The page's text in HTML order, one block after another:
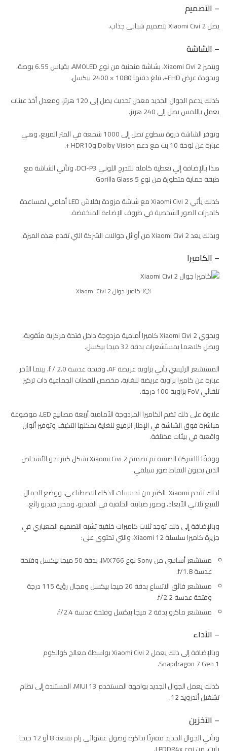
– التصميم
يصل Xiaomi Civi 2 بتصميم شبابي جذاب.
– الشاشة
ويتميز Xiaomi Civi 2، بشاشة منحنية من نوع AMOLED، بقياس 6.55 بوصة،
وبجودة عرض FHD+، تبلغ دقتها 1080 × 2400 بيكسل.
كذلك يدعم الجوال الجديد معدل تحديث يصل إلى 120 هرتز، ومعدل أخذ عينات
يعمل باللمس يصل إلى 240 هرتز.
وتوفر الشاشة ذروة سطوع تصل إلى 1000 شمعة في المتر المربع، وهي
عبارة عن لوحة 10 بت مع دعم Dolby Vision وHDR10 +.
هذا بالإضافة إلي تغطية كاملة للتدرج اللوني DCI-P3، وتأتي الشاشة مع
طبقة حماية متطورة من نوع Gorilla Glass 5.
كذلك يأتي Xiaomi Civi 2 مع شاشة مزودة بفلاش LED أمامي لمساعدة
كاميرات الصور الشخصية في ظروف الإضاءة المنخفضة.
وبذلك يعد Xiaomi Civi 2 من أوائل جوالات الشركة التي تقدم هذه الميزة.
– الكاميرا
كاميرا جوال Xiaomi Civi 2
ويحوي Xiaomi Civi 2 كاميرا أمامية مزدوجة داخل فتحة مركزية مثقوبة،
ويصل كلاهما بمستشعرات بدقة 32 ميجا بيكسل.
المستشعر الرئيسي يأتي بزاوية عريضة AF، وفتحة عدسة f / 2.0، بينما الآخر
عبارة عن كاميرا بزاوية عريضة للغاية، مخصص للقطات الجماعية ذات تركيز
تلقائي FoV بزاوية 100 درجة.
علاوة على ذلك تضم الكاميرا المزدوجة الأمامية أربعة مصابيح LED، موضوعة
مباشرة فوق الشاشة في الإطار الرفيع للغاية يمكنها التكيف وتوفير ألوان
واقعية في بيئات مختلفة.
ووفقًا لللشركة الصينية تم تصميم Xiaomi Civi 2 بشكل كبير نحو الأشخاص
الذين يحبون التقاط صور سيلفي.
لذلك تقدم Xiaomi الكثير من تحسينات الذكاء الاصطناعي، ووضع الجمال
للتتبع ثلاثي الأبعاد، وصور ضبابية الخلفية في الفيديو، ومحرر فيديو رائع.
وبالإضافة إلى ذلك توجد ثلاث كاميرات خلفية تشبه التصميم المعياري في
جزيرة كاميرا سلسلة Xiaomi 12، والتي تحتوي على:
مستشعر أساسي من Sony نوع IMX766، بدقة 50 ميجا بيكسل وفتحة
عدسة f/1.8.
مستشعر فائق الاتساع بدقة 20 ميجا بيكسل ومجال رؤية 115 درجة
وفتحة عدسة f/2.2.
مستشعر ماكرو بدقة 2 ميجا بيكسل وفتحة عدسة f/2.4.
– الأداء
وبالإضافة إلى ذلك يعمل Xiaomi Civi 2 بواسطة معالج كوالكوم
Snapdragon 7 Gen 1.
كذلك يعمل الجوال الجديد بواجهة المستخدم MIUI 13، المستندة إلى نظام
تشغيل أندرويد 12.
– التخزين
ويأتي الجوال الجديد مقترنًا بذاكرة وصول عشوائي رام بسعة 8 أو 12 جيجا